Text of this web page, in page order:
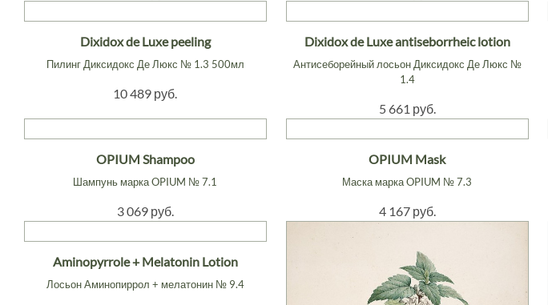
Dixidox de Luxe peeling
Пилинг Диксидокс Де Люкс № 1.3 500мл
10 489 руб.
Dixidox de Luxe antiseborrheic lotion
Антисеборейный лосьон Диксидокс Де Люкс №
1.4
5 661 руб.
OPIUM Shampoo
Шампунь марка OPIUM № 7.1
3 069 руб.
OPIUM Mask
Маска марка OPIUM № 7.3
4 167 руб.
Aminopyrrole + Melatonin Lotion
Лосьон Аминопиррол + мелатонин № 9.4